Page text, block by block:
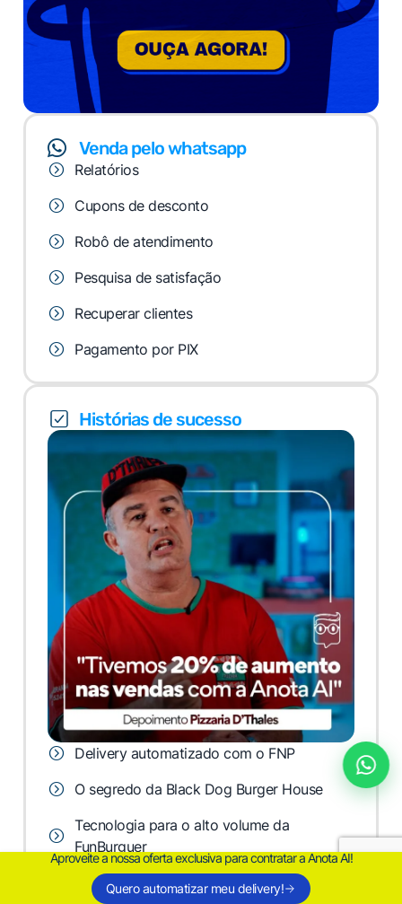
Aproveite a nossa oferta exclusiva para contratar a Anota AI!
Quero automatizar meu delivery!
Venda pelo whatsapp
Relatórios
Cupons de desconto
Robô de atendimento
Pesquisa de satisfação
Recuperar clientes
Pagamento por PIX
Histórias de sucesso
Delivery automatizado com o FNP
O segredo da Black Dog Burger House
Tecnologia para o alto volume da
FunBurguer
Vencendo os desafios de atendimento com